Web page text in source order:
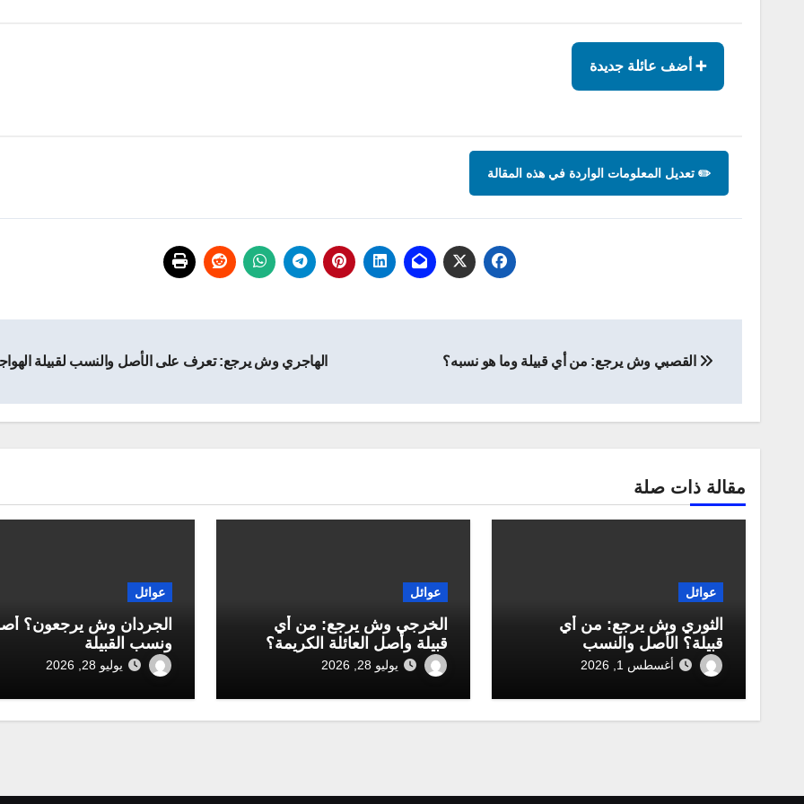
➕ أضف عائلة جديدة
✏️ تعديل المعلومات الواردة في هذه المقالة
المقالات
القصبي وش يرجع: من أي قبيلة وما هو نسبه؟ الهاجري وش يرجع: تعرف على الأصل والنسب لقبيلة
مقالة ذات صلة
عوائل
الثوري وش يرجع: من أي
قبيلة؟ الأصل والنسب
أغسطس 1, 2026
عوائل
الخرجي وش يرجع: من أي
قبيلة وأصل العائلة الكريمة؟
يوليو 28, 2026
عوائل
الجردان وش يرجعون؟
ونسب القبيلة
يوليو 28, 2026